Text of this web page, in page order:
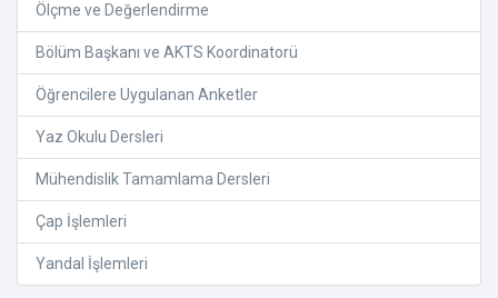
Ölçme ve Değerlendirme
Bölüm Başkanı ve AKTS Koordinatorü
Öğrencilere Uygulanan Anketler
Yaz Okulu Dersleri
Mühendislik Tamamlama Dersleri
Çap İşlemleri
Yandal İşlemleri